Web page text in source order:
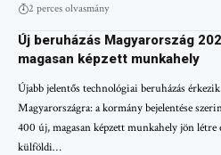
2 perces olvasmány
Új beruházás Magyarország
magasan képzett munkahely
Újabb jelentős technológiai beruházás érkezik
Magyarországra: a kormány bejelentése
400 új, magasan képzett munkahely jön létre
külföldi…